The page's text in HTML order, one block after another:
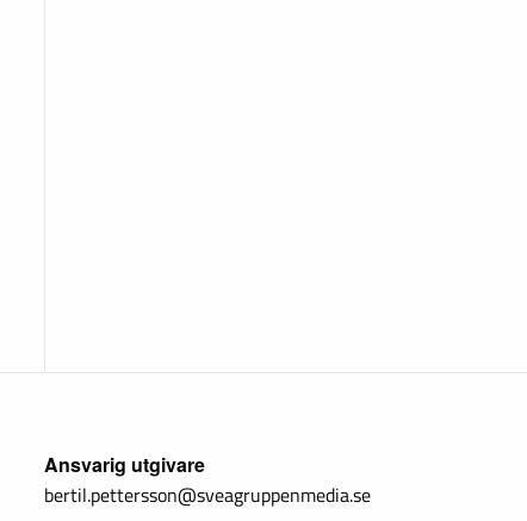
Ansvarig utgivare
bertil.pettersson@sveagruppenmedia.se